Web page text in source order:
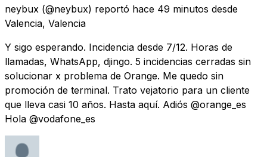
neybux (@neybux) reportó hace 49 minutos desde
Valencia, Valencia
Y sigo esperando. Incidencia desde 7/12. Horas de
llamadas, WhatsApp, djingo. 5 incidencias cerradas sin
solucionar x problema de Orange. Me quedo sin
promoción de terminal. Trato vejatorio para un cliente
que lleva casi 10 años. Hasta aquí. Adiós @orange_es
Hola @vodafone_es